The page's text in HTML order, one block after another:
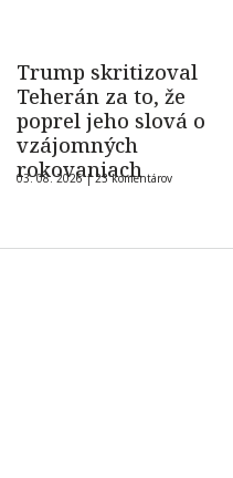
Trump skritizoval
Teherán za to, že
poprel jeho slová o
vzájomných
rokovaniach
03. 08. 2026 |23 komentárov